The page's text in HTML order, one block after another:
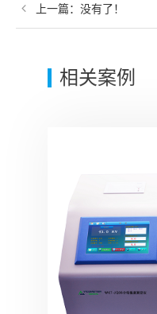
上一篇： 没有了！
相关案例